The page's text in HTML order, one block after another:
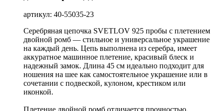
артикул: 40-55035-23
Серебряная цепочка SVETLOV 925 пробы с плетением
двойной ромб — стильное и универсальное украшение
на каждый день. Цепь выполнена из серебра, имеет
аккуратное машинное плетение, красивый блеск и
надежный замок. Длина 45 см идеально подходит для
ношения на шее как самостоятельное украшение или в
сочетании с подвеской, кулоном, крестиком или
иконкой.